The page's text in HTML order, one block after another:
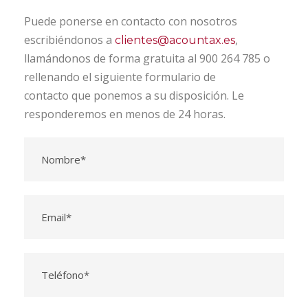
Puede ponerse en contacto con nosotros
escribiéndonos a clientes@acountax.es,
llamándonos de forma gratuita al 900 264 785 o
rellenando el siguiente formulario de
contacto que ponemos a su disposición. Le
responderemos en menos de 24 horas.